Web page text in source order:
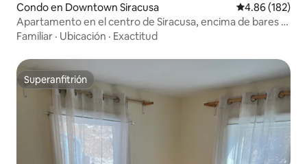
Condo en Downtown Siracusa Calificación
4.86 (182)
Apartamento en el centro de Siracusa, encima de bares y
restaurantes
Familiar · Ubicación · Exactitud
Superanfitrión
Superanfitrión